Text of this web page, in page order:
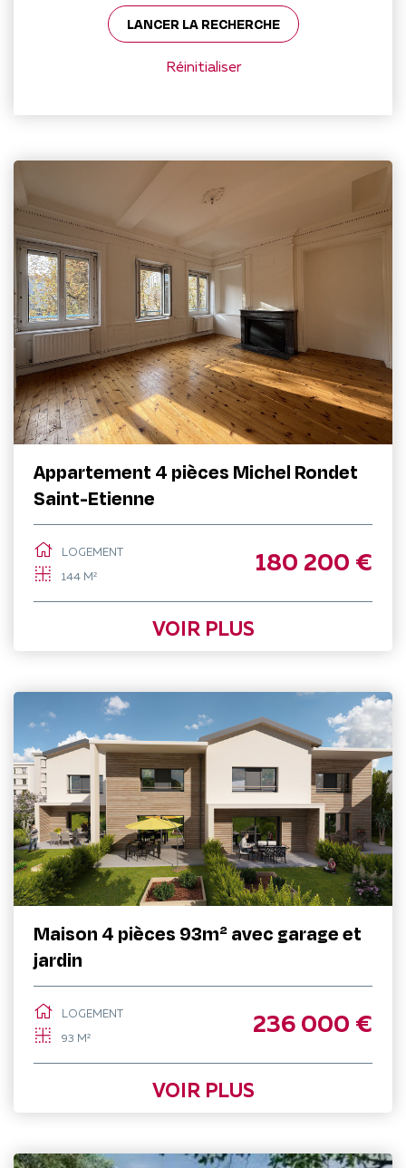
LANCER LA RECHERCHE
Réinitialiser
Appartement 4 pièces Michel Rondet
Saint-Etienne
LOGEMENT
144 M²
180 200 €
VOIR PLUS
Maison 4 pièces 93m² avec garage et
jardin
LOGEMENT
93 M²
236 000 €
VOIR PLUS